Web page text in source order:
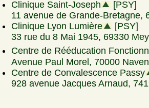
Clinique Saint-Joseph
[PSY]
11 avenue de Grande-Bretagne,
Clinique Lyon Lumière
[PSY]
33 rue du 8 Mai 1945, 69330
Centre de Rééducation
Avenue Paul Morel, 70000
Centre de Convalescence Passy
928 avenue Jacques Arnaud,